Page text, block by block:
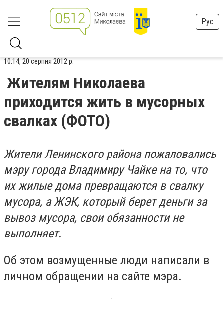
Рус
10:14, 20 серпня 2012 р.
Жителям Николаева
приходится жить в мусорных
свалках (ФОТО)
Жители Ленинского района пожаловались
мэру города Владимиру Чайке на то, что
их жилые дома превращаются в свалку
мусора, а ЖЭК, который берет деньги за
вывоз мусора, свои обязанности не
выполняет.
Об этом возмущенные люди написали в
личном обращении на сайте мэра.